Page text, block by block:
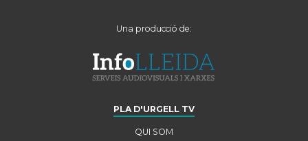
Una producció de:
PLA D'URGELL TV
QUI SOM